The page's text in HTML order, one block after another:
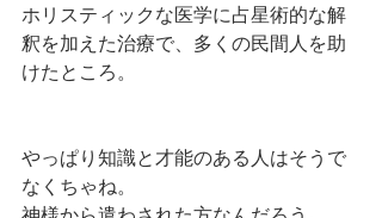
ホリスティックな医学に占星術的な解
釈を加えた治療で、多くの民間人を助
けたところ。
やっぱり知識と才能のある人はそうで
なくちゃね。